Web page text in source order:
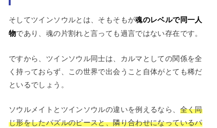
そしてツインソウルとは、そもそもが魂のレベルで同一人
物であり、魂の片割れと言っても過言ではない存在です。
ですから、ツインソウル同士は、カルマとしての関係を全
く持っておらず、この世界で出会うこと自体がとても稀だ
といるでしょう。
ソウルメイトとツインソウルの違いを例えるなら、 全く同
じ形をしたパズルのピースと、隣り合わせになっているパ